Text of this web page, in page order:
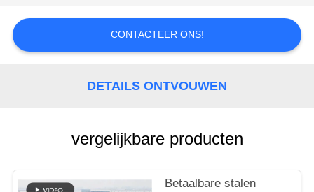
ONS
OP
GEVALLEN
SITEMAP
CONTACTEER ONS!
DETAILS ONTVOUWEN
vergelijkbare producten
Betaalbare stalen